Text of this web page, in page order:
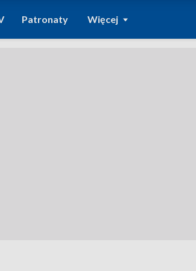
Patronaty Więcej